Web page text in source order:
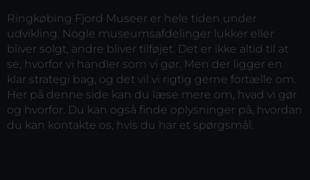
Ringkøbing Fjord Museer er hele tiden under
udvikling. Nogle museumsafdelinger lukker eller
bliver solgt, andre bliver tilføjet. Det er ikke altid til at
se, hvorfor vi handler som vi gør. Men der ligger en
klar strategi bag, og det vil vi rigtig gerne fortælle om.
Her på denne side kan du læse mere om, hvad vi gør
og hvorfor. Du kan også finde oplysninger på, hvordan
du kan kontakte os, hvis du har et spørgsmål.